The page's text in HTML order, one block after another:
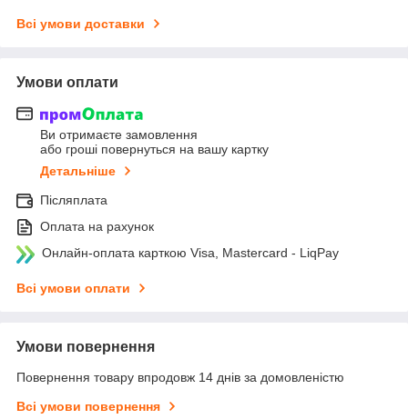
Всі умови доставки
Умови оплати
Ви отримаєте замовлення
або гроші повернуться на вашу картку
Детальніше
Післяплата
Оплата на рахунок
Онлайн-оплата карткою Visa, Mastercard - LiqPay
Всі умови оплати
Умови повернення
Повернення товару впродовж 14 днів за домовленістю
Всі умови повернення